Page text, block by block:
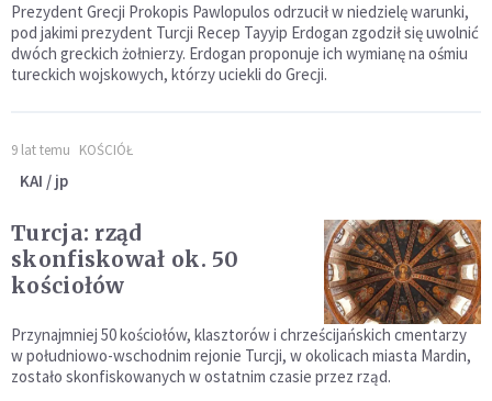
Prezydent Grecji Prokopis Pawlopulos odrzucił w niedzielę warunki,
pod jakimi prezydent Turcji Recep Tayyip Erdogan zgodził się uwolnić
dwóch greckich żołnierzy. Erdogan proponuje ich wymianę na ośmiu
tureckich wojskowych, którzy uciekli do Grecji.
9 lat temu KOŚCIÓŁ
KAI / jp
Turcja: rząd
skonfiskował ok. 50
kościołów
Przynajmniej 50 kościołów, klasztorów i chrześcijańskich cmentarzy
w południowo-wschodnim rejonie Turcji, w okolicach miasta Mardin,
zostało skonfiskowanych w ostatnim czasie przez rząd.